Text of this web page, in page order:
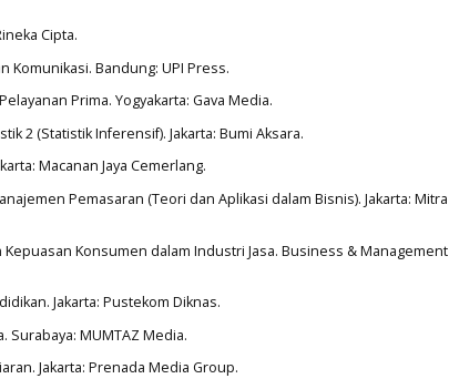
Cipta.
Komunikasi. Bandung: UPI Press.
Prima. Yogyakarta: Gava Media.
2 (Statistik Inferensif). Jakarta: Bumi Aksara.
Macanan Jaya Cemerlang.
Pemasaran (Teori dan Aplikasi dalam Bisnis). Jakarta: Mitra
Konsumen dalam Industri Jasa. Business & Management
Jakarta: Pustekom Diknas.
Surabaya: MUMTAZ Media.
Jakarta: Prenada Media Group.